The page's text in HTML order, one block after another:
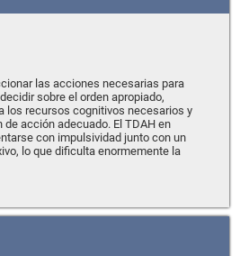
las acciones necesarias para
sobre el orden apropiado,
los recursos cognitivos necesarios y
acción adecuado. El TDAH en
con impulsividad junto con un
lo que dificulta enormemente la